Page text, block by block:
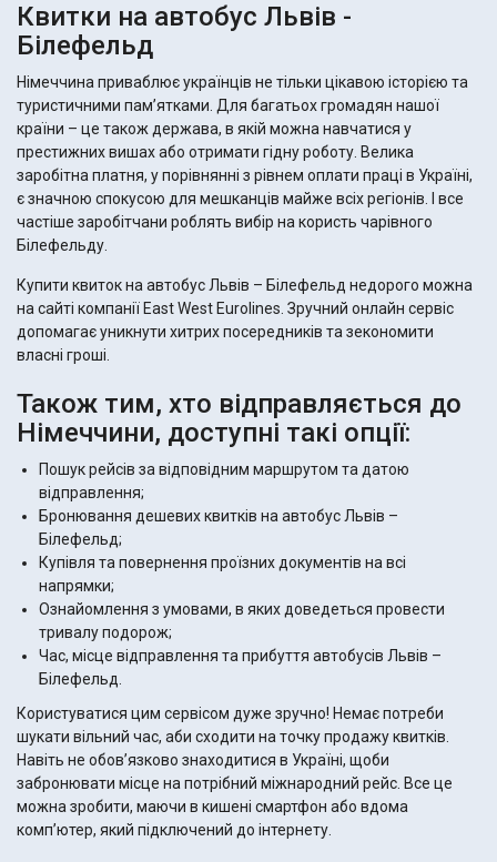
Квитки на автобус Львів -
Білефельд
Німеччина приваблює українців не тільки цікавою історією та
туристичними пам’ятками. Для багатьох громадян нашої
країни – це також держава, в якій можна навчатися у
престижних вишах або отримати гідну роботу. Велика
заробітна платня, у порівнянні з рівнем оплати праці в Україні,
є значною спокусою для мешканців майже всіх регіонів. І все
частіше заробітчани роблять вибір на користь чарівного
Білефельду.
Купити квиток на автобус Львів – Білефельд недорого можна
на сайті компанії East West Eurolines. Зручний онлайн сервіс
допомагає уникнути хитрих посередників та зекономити
власні гроші.
Також тим, хто відправляється до
Німеччини, доступні такі опції:
Пошук рейсів за відповідним маршрутом та датою
відправлення;
Бронювання дешевих квитків на автобус Львів –
Білефельд;
Купівля та повернення проїзних документів на всі
напрямки;
Ознайомлення з умовами, в яких доведеться провести
тривалу подорож;
Час, місце відправлення та прибуття автобусів Львів –
Білефельд.
Користуватися цим сервісом дуже зручно! Немає потреби
шукати вільний час, аби сходити на точку продажу квитків.
Навіть не обов’язково знаходитися в Україні, щоби
забронювати місце на потрібний міжнародний рейс. Все це
можна зробити, маючи в кишені смартфон або вдома
комп’ютер, який підключений до інтернету.